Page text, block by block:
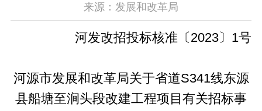
来源：发展和改革局
河发改招投标核准〔2023〕1号
河源市发展和改革局关于省道S341线东源
县船塘至涧头段改建工程项目有关招标事